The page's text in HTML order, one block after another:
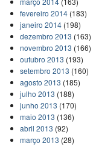
fevereiro 2014(183)
janeiro 2014(198)
dezembro 2013 (163)
novembro 2013 (166)
outubro 2013 (193)
setembro 2013 (160)
agosto 2013 (185)
julho 2013 (188)
junho 2013 (170)
maio 2013 (136)
abril 2013 (92)
março 2013 (28)